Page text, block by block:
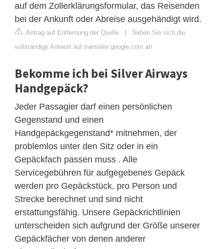
auf dem Zollerklärungsformular, das Reisenden
bei der Ankunft oder Abreise ausgehändigt wird.
Antrag auf Entfernung der Quelle | Sehen Sie sich die
vollständige Antwort auf translate.google.com an
Bekomme ich bei Silver Airways
Handgepäck?
Jeder Passagier darf einen persönlichen
Gegenstand und einen
Handgepäckgegenstand* mitnehmen, der
problemlos unter den Sitz oder in ein
Gepäckfach passen muss . Alle
Servicegebühren für aufgegebenes Gepäck
werden pro Gepäckstück, pro Person und
Strecke berechnet und sind nicht
erstattungsfähig. Unsere Gepäckrichtlinien
unterscheiden sich aufgrund der Größe unserer
Gepäckfächer von denen anderer